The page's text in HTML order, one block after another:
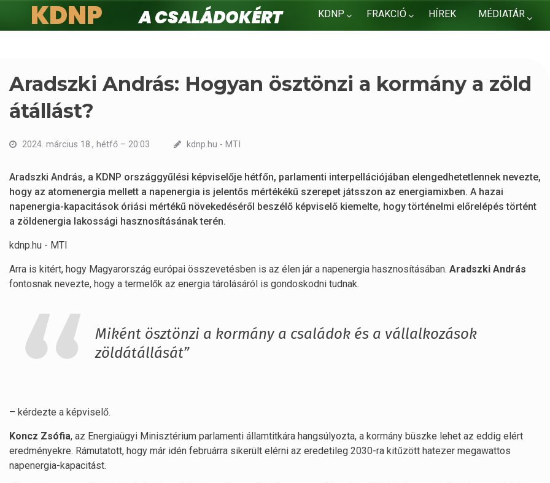
KDNP FRAKCIÓ HÍREK MÉDIATÁR
KDNP
A családokért.
Aradszki András: Hogyan ösztönzi a kormány a zöld
átállást?
2024. március 18., hétfő – 20:03 kdnp.hu - MTI
Aradszki András, a KDNP országgyűlési képviselője hétfőn, parlamenti interpellációjában elengedhetetlennek nevezte,
hogy az atomenergia mellett a napenergia is jelentős mértékékű szerepet játsszon az energiamixben. A hazai
napenergia-kapacitások óriási mértékű növekedéséről beszélő képviselő kiemelte, hogy történelmi előrelépés történt
a zöldenergia lakossági hasznosításának terén.
kdnp.hu - MTI
Arra is kitért, hogy Magyarország európai összevetésben is az élen jár a napenergia hasznosításában. Aradszki András
fontosnak nevezte, hogy a termelők az energia tárolásáról is gondoskodni tudnak.
Miként ösztönzi a kormány a családok és a vállalkozások
zöldátállását”
– kérdezte a képviselő.
Koncz Zsófia, az Energiaügyi Minisztérium parlamenti államtitkára hangsúlyozta, a kormány büszke lehet az eddig elért
eredményekre. Rámutatott, hogy már idén februárra sikerült elérni az eredetileg 2030-ra kitűzött hatezer megawattos
napenergia-kapacitást.